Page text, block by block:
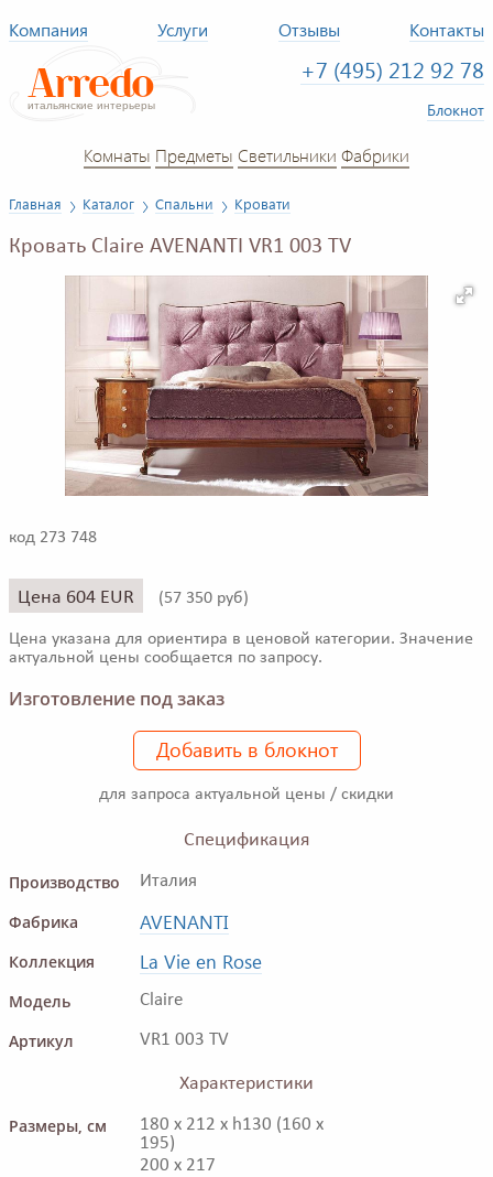
Компания Услуги Отзывы Контакты
+7 (495) 212 92 78
Блокнот
Комнаты Предметы Светильники Фабрики
Главная Каталог Спальни Кровати
Кровать Claire AVENANTI VR1 003 TV
код 273 748
Цена 604 EUR (57 350 руб)
Цена указана для ориентира в ценовой категории. Значение
актуальной цены сообщается по запросу.
Изготовление под заказ
Добавить в блокнот
для запроса актуальной цены / скидки
Спецификация
Производство
Италия
Фабрика AVENANTI
Коллекция La Vie en Rose
Модель Claire
Артикул VR1 003 TV
Характеристики
Размеры, см
180 x 212 x h130 (160 x
195)
200 x 217